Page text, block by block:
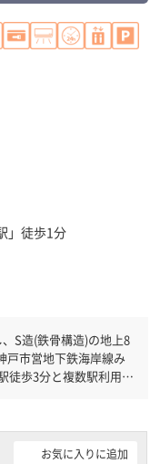
」徒歩1分
S造(鉄骨構造)の地上8
徒歩3分と複数駅利用可
利用可能になりますの
で、車の必要なお客様
お気に入りに追加